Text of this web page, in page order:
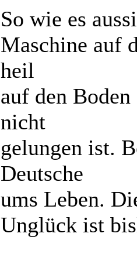
So wie es
Maschine auf
heil
auf den
nicht
gelungen ist.
Deutsche
ums Leben.
Unglück ist